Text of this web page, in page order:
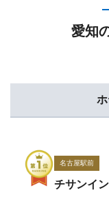
愛知
名古屋駅前
チサンイ